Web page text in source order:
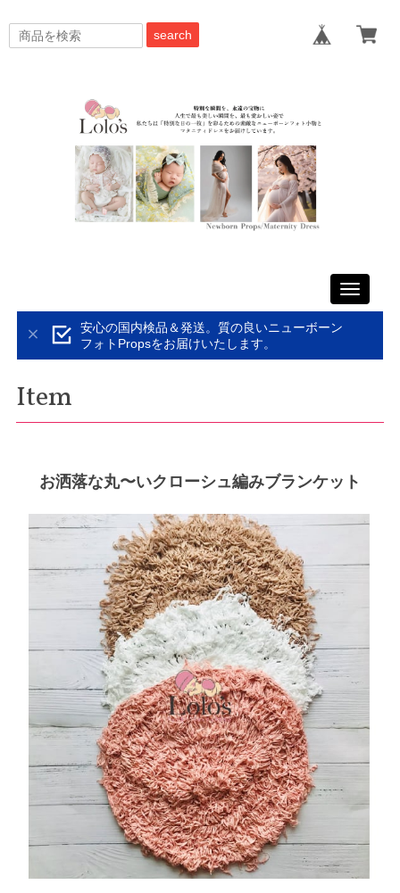
search
Toggle
安心の国内検品＆発送。質の良いニューボーン
フォトPropsをお届けいたします。
Item
お洒落な丸〜いクローシュ編みブランケット